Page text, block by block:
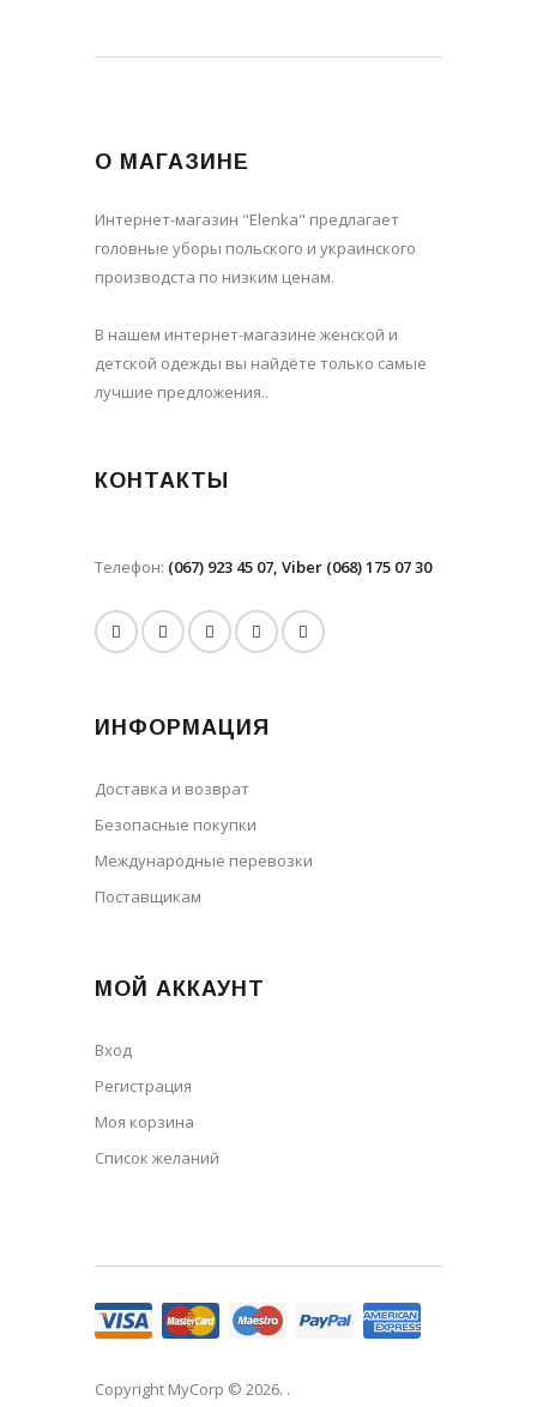
О МАГАЗИНЕ
Интернет-магазин "Elenka" предлагает
головные уборы польского и украинского
производста по низким ценам.
В нашем интернет-магазине женской и
детской одежды вы найдёте только самые
лучшие предложения..
КОНТАКТЫ
Телефон: (067) 923 45 07, Viber (068) 175 07 30
ИНФОРМАЦИЯ
Доставка и возврат
Безопасные покупки
Международные перевозки
Поставщикам
МОЙ АККАУНТ
Вход
Регистрация
Моя корзина
Cписок желаний
Copyright MyCorp © 2026. .